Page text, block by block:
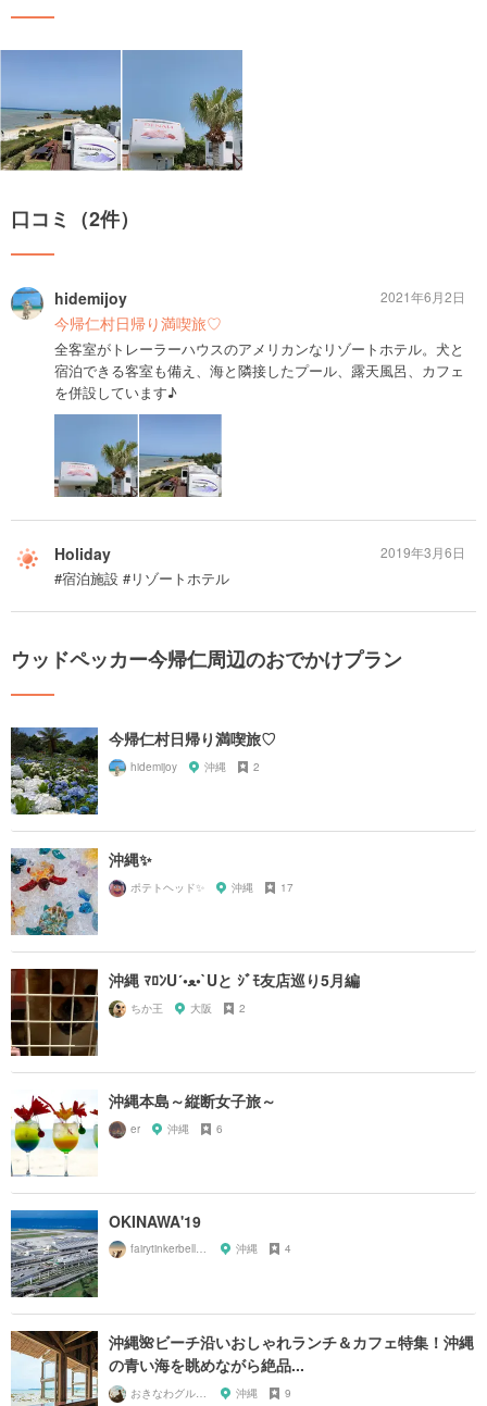
口コミ（2件）
hidemijoy
今帰仁村日帰り満喫旅♡
全客室がトレーラーハウスのアメリカンなリゾートホテル。犬と
宿泊できる客室も備え、海と隣接したプール、露天風呂、カフェ
を併設しています♪
2021年6月2日
Holiday
#宿泊施設 #リゾートホテル
2019年3月6日
ウッドペッカー今帰仁周辺のおでかけプラン
今帰仁村日帰り満喫旅♡
hidemijoy 沖縄 2
沖縄✨
ポテトヘッド✨ 沖縄 17
沖縄 ﾏﾛﾝU´•ﻌ•`Uと ｼﾞﾓ友店巡り5月編
ちか王 大阪 2
沖縄本島～縦断女子旅～
er 沖縄 6
OKINAWA'19
fairytinkerbell0205 沖縄 4
沖縄🌺ビーチ沿いおしゃれランチ＆カフェ特集！沖縄
の青い海を眺めながら絶品...
おきなわグルメガール🌺 沖縄 9